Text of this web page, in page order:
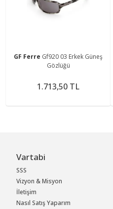
GF Ferre Gf920 03 Erkek Güneş
Gözlüğü
1.713,50 TL
Vartabi
SSS
Vizyon & Misyon
İletişim
Nasıl Satış Yaparım